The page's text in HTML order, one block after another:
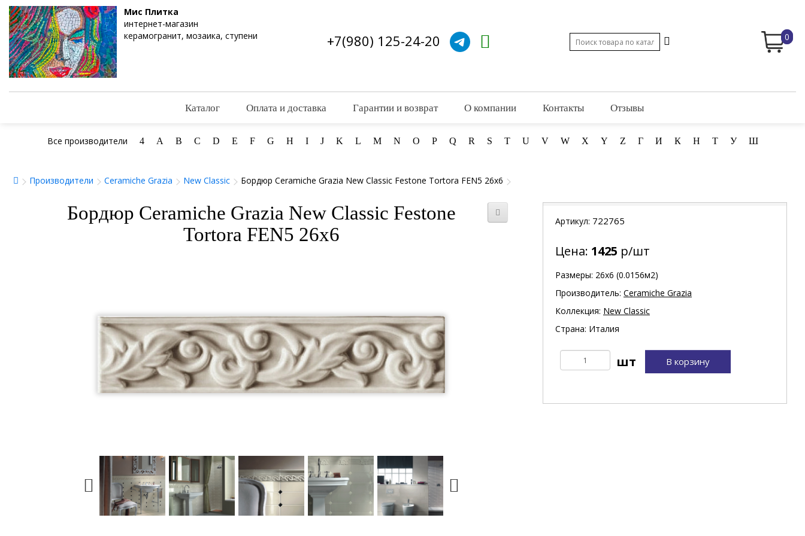
Мис Плитка
интернет-магазин
керамогранит, мозаика, ступени
+7(980) 125-24-20 0
Каталог Оплата и доставка Гарантии и возврат О компании Контакты Отзывы
Все производители 4 A B C D E F G H I J K L M N O P Q R S T U V W X Y Z Г И К Н Т У Ш
Производители Ceramiche Grazia New Classic Бордюр Ceramiche Grazia New Classic Festone Tortora FEN5 26x6
Бордюр Ceramiche Grazia New Classic Festone
Tortora FEN5 26x6
Артикул: 722765
Цена: 1425 р/шт
Размеры: 26х6 (0.0156м2)
Производитель: Ceramiche Grazia
Коллекция: New Classic
Страна: Италия
В корзину